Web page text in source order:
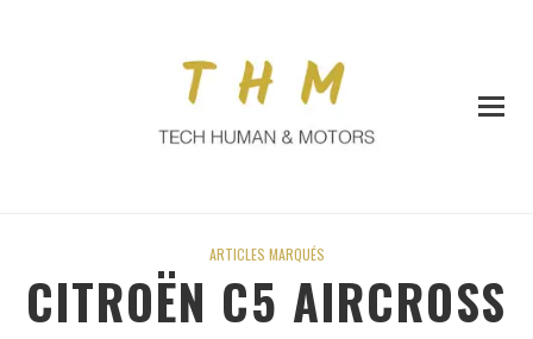
ARTICLES MARQUÉS
CITROËN C5 AIRCROSS